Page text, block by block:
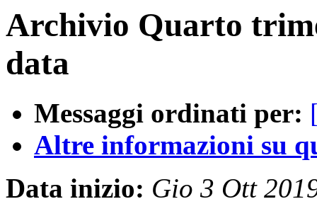
Archivio Quarto
data
Messaggi ordinati per:
Altre informazioni su
Data inizio: Gio 3 Ott